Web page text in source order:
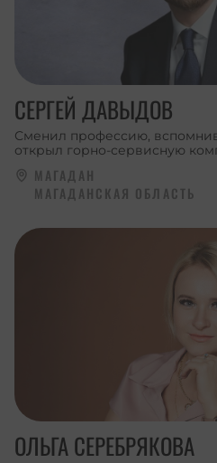
СЕРГЕЙ ДАВЫДОВ
Сменил профессию,
открыл горно-сервисную
МАГАДАН
МАГАДАНСКАЯ ОБЛАСТЬ
ОЛЬГА СЕРЕБРЯКОВА